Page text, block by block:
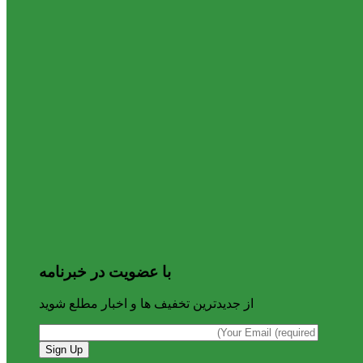
با عضویت در خبرنامه
از جدیدترین تخفیف ها و اخبار مطلع شوید